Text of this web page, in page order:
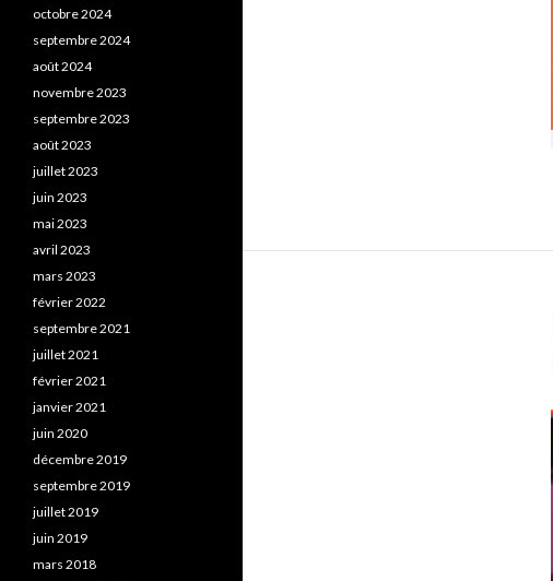
octobre 2024
septembre 2024
août 2024
novembre 2023
septembre 2023
août 2023
juillet 2023
juin 2023
mai 2023
avril 2023
mars 2023
février 2022
septembre 2021
juillet 2021
février 2021
janvier 2021
juin 2020
décembre 2019
septembre 2019
juillet 2019
juin 2019
mars 2018